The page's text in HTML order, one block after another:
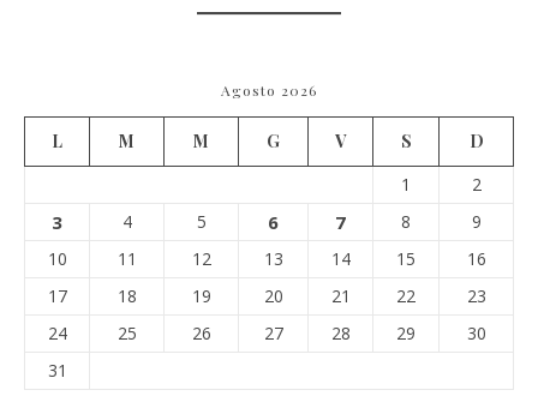
Agosto 2026
L M M G V S
D
1
2
3 4 5 6 7 8
9
10
11 12 13 14 15
16
17
18 19 20 21 22
23
24
25 26 27 28 29
30
31